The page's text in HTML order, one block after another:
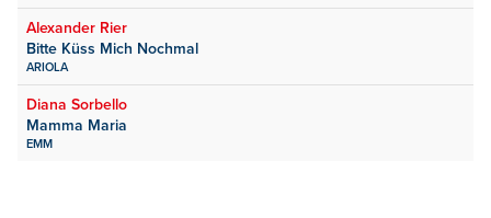
Alexander Rier
Bitte Küss Mich Nochmal
ARIOLA
Diana Sorbello
Mamma Maria
EMM